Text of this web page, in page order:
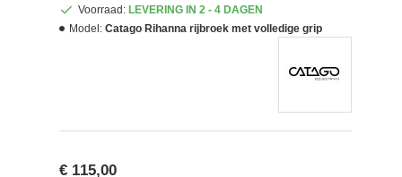
Voorraad: LEVERING IN 2 - 4 DAGEN
Model: Catago Rihanna rijbroek met volledige grip
€ 115,00